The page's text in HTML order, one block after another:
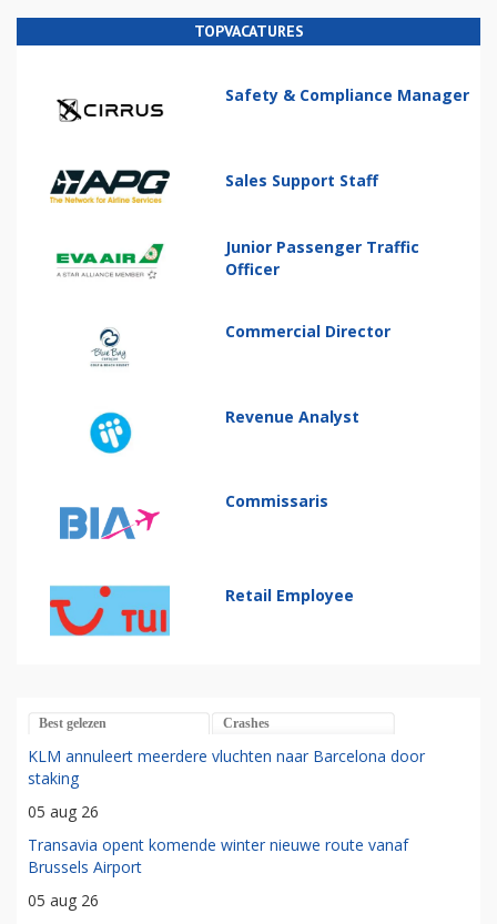
TOPVACATURES
Safety & Compliance Manager
Sales Support Staff
Junior Passenger Traffic
Officer
Commercial Director
Revenue Analyst
Commissaris
Retail Employee
Best gelezen Crashes
KLM annuleert meerdere vluchten naar Barcelona door
staking
05 aug 26
Transavia opent komende winter nieuwe route vanaf
Brussels Airport
05 aug 26